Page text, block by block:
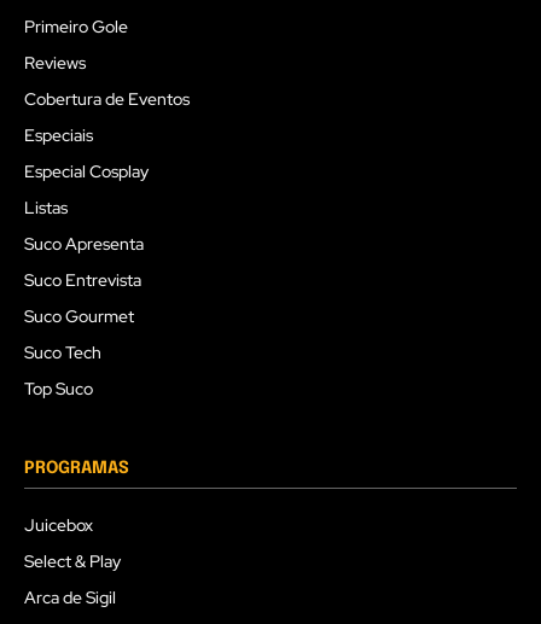
Primeiro Gole
Reviews
Cobertura de Eventos
Especiais
Especial Cosplay
Listas
Suco Apresenta
Suco Entrevista
Suco Gourmet
Suco Tech
Top Suco
PROGRAMAS
Juicebox
Select & Play
Arca de Sigil